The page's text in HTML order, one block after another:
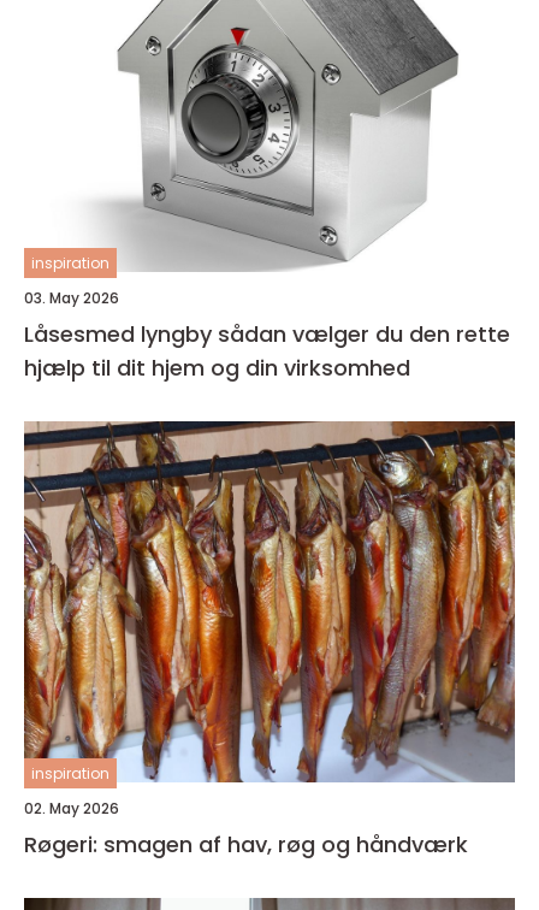
inspiration
03. May 2026
Låsesmed lyngby sådan vælger du den rette
hjælp til dit hjem og din virksomhed
inspiration
02. May 2026
Røgeri: smagen af hav, røg og håndværk